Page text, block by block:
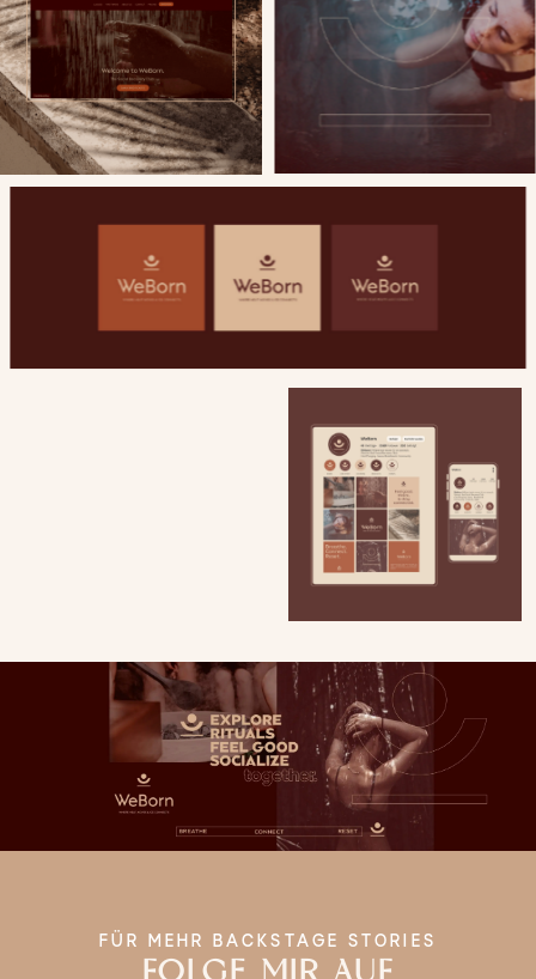
FÜR MEHR BACKSTAGE STORIES